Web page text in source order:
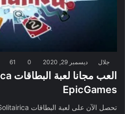
جلال ديسمبر 29, 2020 0
61
EpicGames